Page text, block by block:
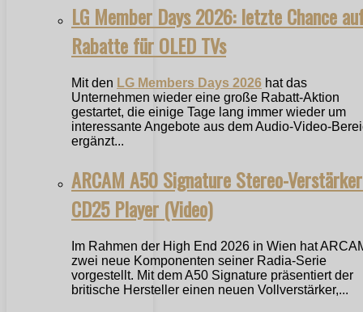
LG Member Days 2026: letzte Chance
Rabatte für OLED TVs
Mit den LG Members Days 2026 hat das
Unternehmen wieder eine große Rabatt-Aktion
gestartet, die einige Tage lang immer wieder um
interessante Angebote aus dem Audio-Video-
ergänzt...
ARCAM A50 Signature Stereo-
CD25 Player (Video)
Im Rahmen der High End 2026 in Wien hat
zwei neue Komponenten seiner Radia-Serie
vorgestellt. Mit dem A50 Signature präsentiert der
britische Hersteller einen neuen Vollverstärker,...